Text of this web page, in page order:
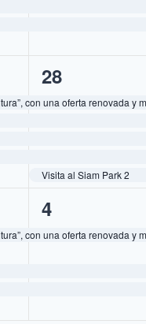
con una oferta renovada y
5
eventos,
28
Visita al Siam Park 2
con una oferta renovada y
3
eventos,
4